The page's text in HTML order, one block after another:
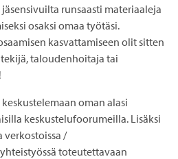
runsaasti materiaaleja
osaksi omaa työtäsi.
kasvattamiseen olit sitten
taloudenhoitaja tai
oman alasi
keskustelufoorumeilla. Lisäksi
verkostoissa /
toteutettavaan